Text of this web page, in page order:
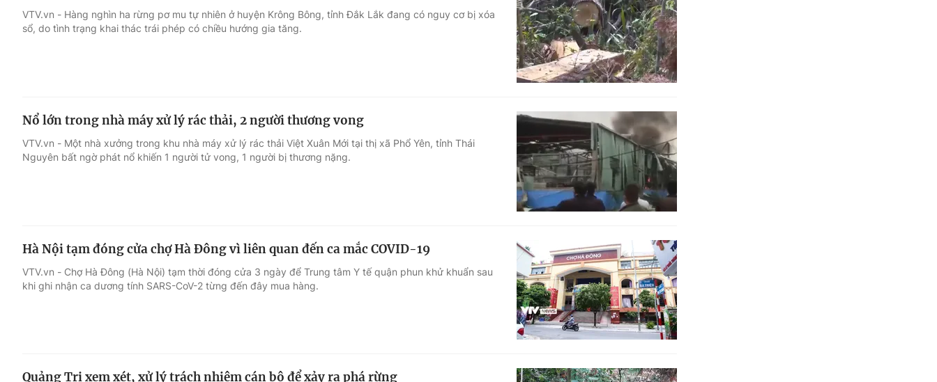
VTV.vn - Hàng nghìn ha rừng pơ mu tự nhiên ở huyện Krông Bông, tỉnh Đắk Lắk đang có nguy cơ bị xóa
sổ, do tình trạng khai thác trái phép có chiều hướng gia tăng.
Nổ lớn trong nhà máy xử lý rác thải, 2 người thương vong
VTV.vn - Một nhà xưởng trong khu nhà máy xử lý rác thải Việt Xuân Mới tại thị xã Phổ Yên, tỉnh Thái
Nguyên bất ngờ phát nổ khiến 1 người tử vong, 1 người bị thương nặng.
Hà Nội tạm đóng cửa chợ Hà Đông vì liên quan đến ca mắc COVID-19
VTV.vn - Chợ Hà Đông (Hà Nội) tạm thời đóng cửa 3 ngày để Trung tâm Y tế quận phun khử khuẩn sau
khi ghi nhận ca dương tính SARS-CoV-2 từng đến đây mua hàng.
Quảng Trị xem xét, xử lý trách nhiệm cán bộ để xảy ra phá rừng